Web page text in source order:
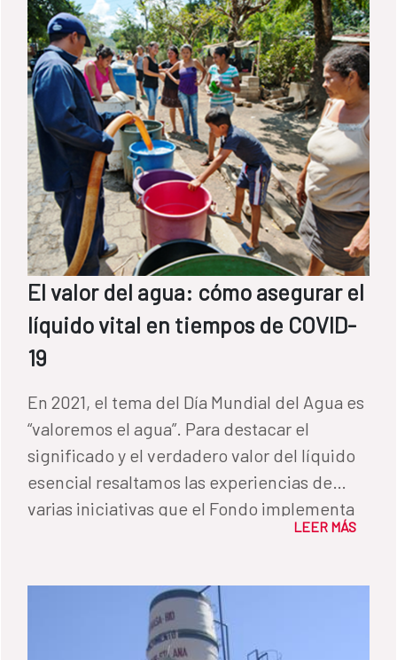
El valor del agua: cómo asegurar el
líquido vital en tiempos de COVID-
19
En 2021, el tema del Día Mundial del Agua es
“valoremos el agua”. Para destacar el
significado y el verdadero valor del líquido
esencial resaltamos las experiencias de
varias iniciativas que el Fondo implementa
en distintos países en colaboración con el
Mientras haya gente sin vacunar, el lavado
de manos con agua y jabón es una de las
principales barreras contra el coronavirus.
LEER MÁS